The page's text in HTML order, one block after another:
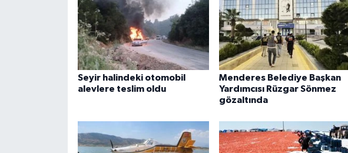
Seyir halindeki otomobil
alevlere teslim oldu
Menderes Belediye Başkan
Yardımcısı Rüzgar Sönmez
gözaltında